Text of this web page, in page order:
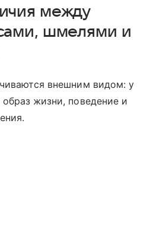
между
шмелями и
внешним видом: у
жизни, поведение и